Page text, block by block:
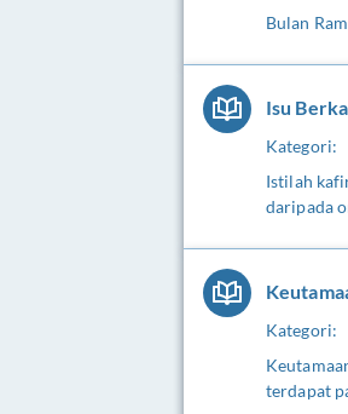
Bulan
Isu
Kategori:
Istilah
daripada
Kategori:
terdapat